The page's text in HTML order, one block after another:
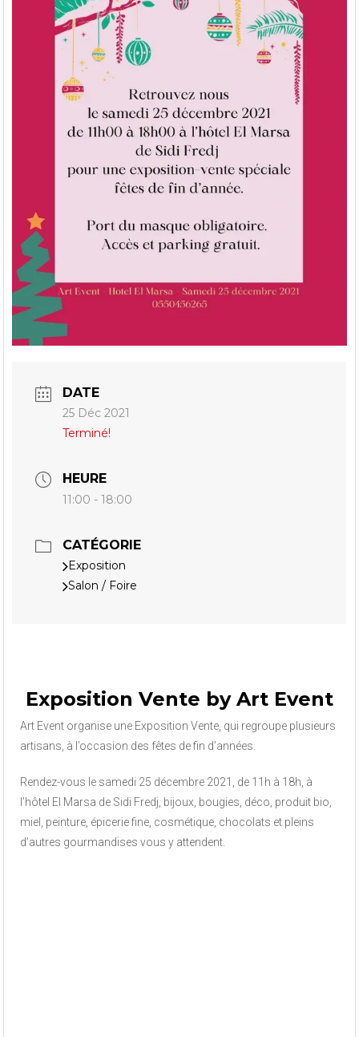
DATE
25 Déc 2021
Terminé!
HEURE
11:00 - 18:00
CATÉGORIE
Exposition
Salon / Foire
Exposition Vente by Art Event
Art Event organise une Exposition Vente, qui regroupe plusieurs
artisans, à l’occasion des fêtes de fin d’années.
Rendez-vous le samedi 25 décembre 2021, de 11h à 18h, à
l’hôtel El Marsa de Sidi Fredj, bijoux, bougies, déco, produit bio,
miel, peinture, épicerie fine, cosmétique, chocolats et pleins
d’autres gourmandises vous y attendent.